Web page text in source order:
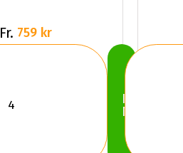
Fr. 759 kr
Köp
Nu